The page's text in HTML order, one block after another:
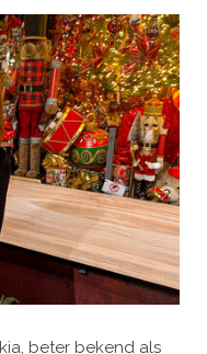
beter bekend als